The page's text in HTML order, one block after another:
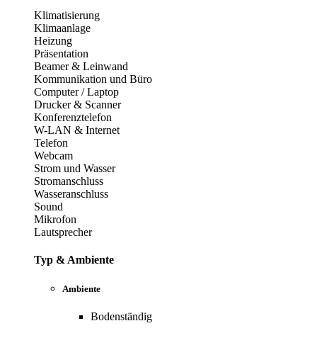
Klimatisierung
Klimaanlage
Heizung
Präsentation
Beamer & Leinwand
Kommunikation und Büro
Computer / Laptop
Drucker & Scanner
Konferenztelefon
W-LAN & Internet
Telefon
Webcam
Strom und Wasser
Stromanschluss
Wasseranschluss
Sound
Mikrofon
Lautsprecher
Typ & Ambiente
Ambiente
Bodenständig